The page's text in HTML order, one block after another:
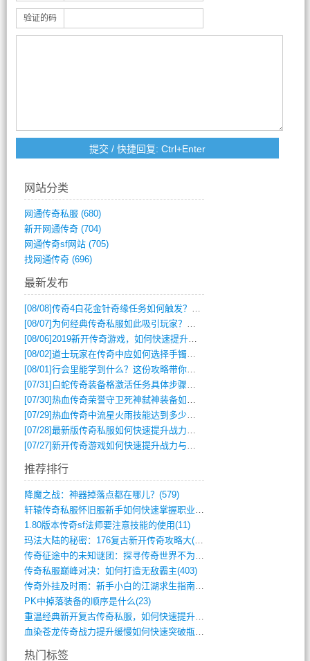
验证的码
网站分类
网通传奇私服 (680)
新开网通传奇(704)
网通传奇sf网站(705)
找网通传奇(696)
最新发布
[08/08]传奇4白花金针奇缘任务如何触发？完整攻略解析
[08/07] 为何经典传奇私服如此吸引玩家？深度攻略解析
[08/06]2019新开传奇游戏，如何快速提升角色等级？
[08/02]道士玩家在传奇中应如何选择手镯装备？
[08/01]行会里能学到什么？这份攻略带你全掌握
[07/31] 白蛇传奇装备格激活任务具体步骤是什么？如何完成？
[07/30]热血传奇荣誉守卫死神弑神装备如何获取与佩戴攻略？
[07/29]热血传奇中流星火雨技能达到多少级可以开始练装备？
[07/28]最新版传奇私服如何快速提升战力与获取稀有装备？
[07/27]新开传奇游戏如何快速提升战力与获取稀有装备？
推荐排行
降魔之战：神器掉落点都在哪儿？(579)
轩辕传奇私服怀旧服新手如何快速掌握职业选(993)
1.80版本传奇sf法师要注意技能的使用(11)
玛法大陆的秘密：176复古新开传奇攻略大(486)
传奇征途中的未知谜团：探寻传奇世界不为人(595)
传奇私服巅峰对决：如何打造无敌霸主(403)
传奇外挂及时雨：新手小白的江湖求生指南(802)
PK中掉落装备的顺序是什么(23)
重温经典新开复古传奇私服，如何快速提升等(392)
血染苍龙传奇战力提升缓慢如何快速突破瓶颈(654)
热门标签